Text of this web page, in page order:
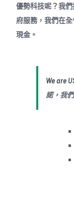
優勢科技呢？我
府服務，我們在
現金。
We are
諾，我